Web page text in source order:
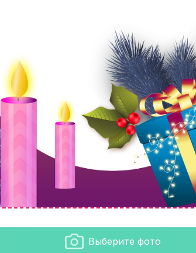
Выберите фото